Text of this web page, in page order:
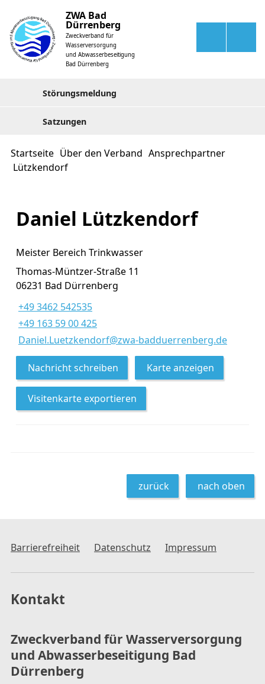
ZWA Bad
Dürrenberg
Zweckverband für
Wasserversorgung
und Abwasserbeseitigung
Bad Dürrenberg
Störungsmeldung
Satzungen
Startseite Über den Verband Ansprechpartner
Lützkendorf
Daniel Lützkendorf
Meister Bereich Trinkwasser
Thomas-Müntzer-Straße 11
06231 Bad Dürrenberg
+49 3462 542535
+49 163 59 00 425
Daniel.Luetzkendorf@zwa-badduerrenberg.de
Nachricht schreiben Karte anzeigen
Visitenkarte exportieren
zurück nach oben
Barrierefreiheit Datenschutz Impressum
Kontakt
Zweckverband für Wasserversorgung
und Abwasserbeseitigung Bad
Dürrenberg